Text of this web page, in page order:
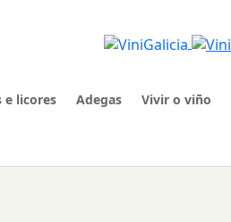
e licores Adegas Vivir o viño